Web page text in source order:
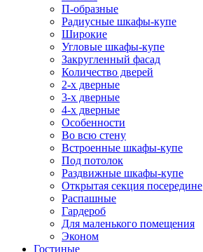
П-образные
Радиусные шкафы-купе
Широкие
Угловые шкафы-купе
Закругленный фасад
Количество дверей
2-х дверные
3-х дверные
4-х дверные
Особенности
Во всю стену
Встроенные шкафы-купе
Под потолок
Раздвижные шкафы-купе
Открытая секция посередине
Распашные
Гардероб
Для маленького помещения
Эконом
Гостиные